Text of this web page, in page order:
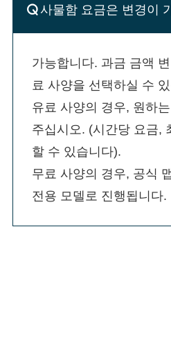
사물함 요금은 변경이
가능합니다. 과금 금액
료 사양을 선택하실 수
유료 사양의 경우, 원하
주십시오. (시간당 요금,
할 수 있습니다).
무료 사양의 경우, 공식
전용 모델로 진행됩니다.